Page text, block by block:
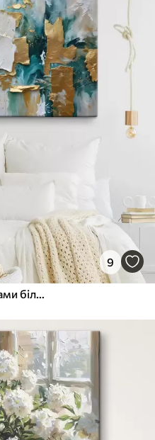
9
Відшаровується фарба з шарами білого, синього та жовтого кольорів, що створює абстрактний фактурний принт